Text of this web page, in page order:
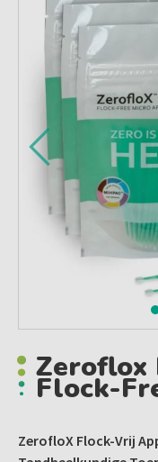
Zeroflox
Flock-
ZerofloX Flock-Vrij